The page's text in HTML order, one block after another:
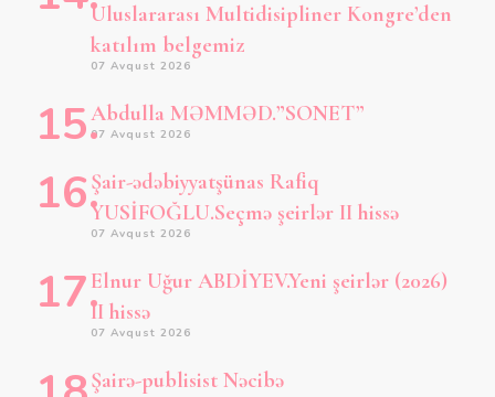
Uluslararası Multidisipliner Kongre’den
katılım belgemiz
07 Avqust 2026
Abdulla MƏMMƏD.”SONET”
07 Avqust 2026
Şair-ədəbiyyatşünas Rafiq
YUSİFOĞLU.Seçmə şeirlər II hissə
07 Avqust 2026
Elnur Uğur ABDİYEV.Yeni şeirlər (2026)
II hissə
07 Avqust 2026
Şairə-publisist Nəcibə